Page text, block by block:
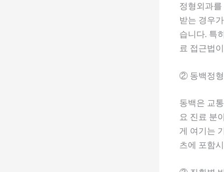
정형외과
받는 경우
습니다. 특
료 접근법
② 동백정형
동백은 교
요 진료 분
게 여기는
츠에 포함